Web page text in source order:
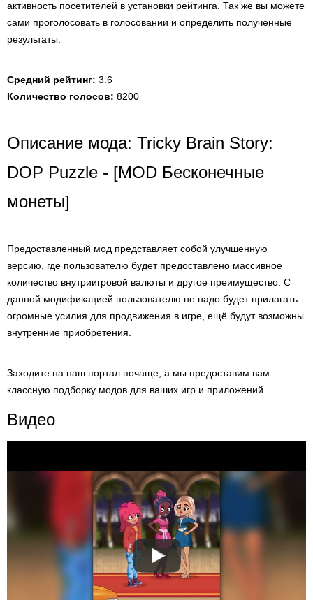
активность посетителей в установки рейтинга. Так же вы можете
сами проголосовать в голосовании и определить полученные
результаты.
Средний рейтинг: 3.6
Количество голосов: 8200
Описание мода: Tricky Brain Story:
DOP Puzzle - [MOD Бесконечные
монеты]
Предоставленный мод представляет собой улучшенную
версию, где пользователю будет предоставлено массивное
количество внутриигровой валюты и другое преимущество. С
данной модификацией пользователю не надо будет прилагать
огромные усилия для продвижения в игре, ещё будут возможны
внутренние приобретения.
Заходите на наш портал почаще, а мы предоставим вам
классную подборку модов для ваших игр и приложений.
Видео